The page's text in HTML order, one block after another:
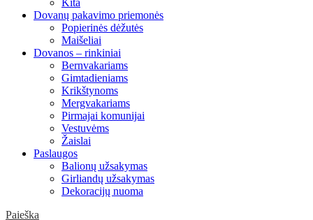
Kita
Dovanų pakavimo priemonės
Popierinės dėžutės
Maišeliai
Dovanos – rinkiniai
Bernvakariams
Gimtadieniams
Krikštynoms
Mergvakariams
Pirmajai komunijai
Vestuvėms
Žaislai
Paslaugos
Balionų užsakymas
Girliandų užsakymas
Dekoracijų nuoma
Paieška